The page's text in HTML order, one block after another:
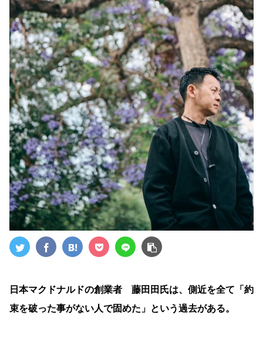
日本マクドナルドの創業者 藤田田氏は、側近を全て「約
束を破った事がない人で固めた」という過去がある。